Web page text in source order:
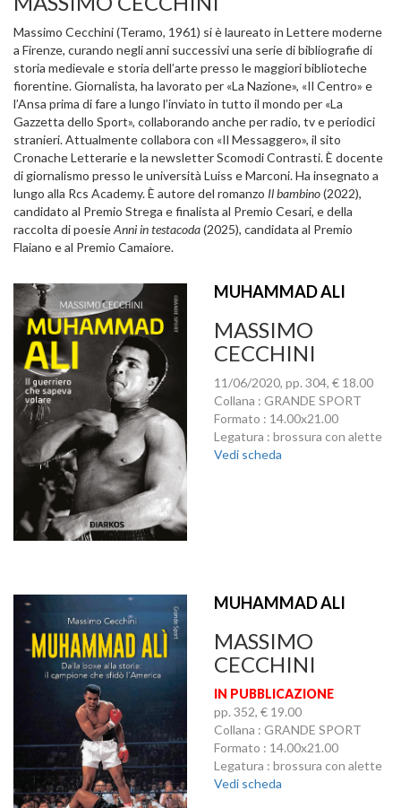
Massimo Cecchini (Teramo, 1961) si è laureato in Lettere moderne
a Firenze, curando negli anni successivi una serie di bibliografie di
storia medievale e storia dell’arte presso le maggiori biblioteche
fiorentine. Giornalista, ha lavorato per «La Nazione», «Il Centro» e
l’Ansa prima di fare a lungo l’inviato in tutto il mondo per «La
Gazzetta dello Sport», collaborando anche per radio, tv e periodici
stranieri. Attualmente collabora con «Il Messaggero», il sito
Cronache Letterarie e la newsletter Scomodi Contrasti. È docente
di giornalismo presso le università Luiss e Marconi. Ha insegnato a
lungo alla Rcs Academy. È autore del romanzo Il bambino(2022),
candidato al Premio Strega e finalista al Premio Cesari, e della
raccolta di poesieAnni in testacoda(2025), candidata al Premio
Flaiano e al Premio Camaiore.
MUHAMMAD ALI
MASSIMO
CECCHINI
11/06/2020, pp. 304, € 18.00
Collana : GRANDE SPORT
Formato : 14.00x21.00
Legatura : brossura con alette
Vedi scheda
MUHAMMAD ALI
MASSIMO
CECCHINI
IN PUBBLICAZIONE
pp. 352, € 19.00
Collana : GRANDE SPORT
Formato : 14.00x21.00
Legatura : brossura con alette
Vedi scheda